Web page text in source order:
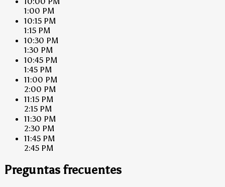
1:00 PM
10:15 PM
1:15 PM
10:30 PM
1:30 PM
10:45 PM
1:45 PM
11:00 PM
2:00 PM
11:15 PM
2:15 PM
11:30 PM
2:30 PM
11:45 PM
2:45 PM
Preguntas frecuentes